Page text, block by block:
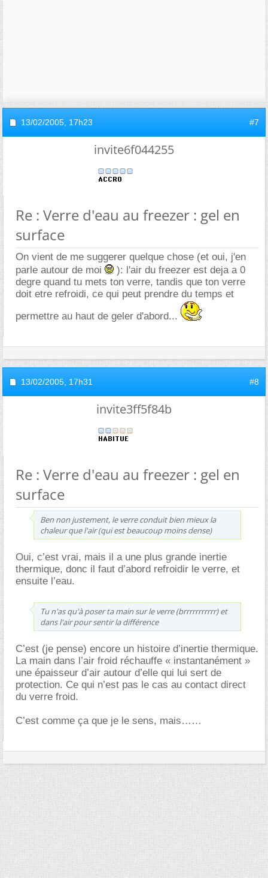
13/02/2005, 17h23 #7
invite6f044255
Re : Verre d'eau au freezer : gel en
surface
On vient de me suggerer quelque chose (et oui, j'en
parle autour de moi
): l'air du freezer est deja a 0
degre quand tu mets ton verre, tandis que ton verre
doit etre refroidi, ce qui peut prendre du temps et
permettre au haut de geler d'abord...
13/02/2005, 17h31 #8
invite3ff5f84b
Re : Verre d'eau au freezer : gel en
surface
Ben non justement, le verre conduit bien mieux la
chaleur que l'air (qui est beaucoup moins dense)
Oui, c’est vrai, mais il a une plus grande inertie
thermique, donc il faut d’abord refroidir le verre, et
ensuite l’eau.
Tu n'as qu'à poser ta main sur le verre (brrrrrrrrrrr) et
dans l'air pour sentir la différence
C’est (je pense) encore un histoire d’inertie thermique.
La main dans l’air froid réchauffe « instantanément »
une épaisseur d’air autour d’elle qui lui sert de
protection. Ce qui n’est pas le cas au contact direct
du verre froid.
C’est comme ça que je le sens, mais